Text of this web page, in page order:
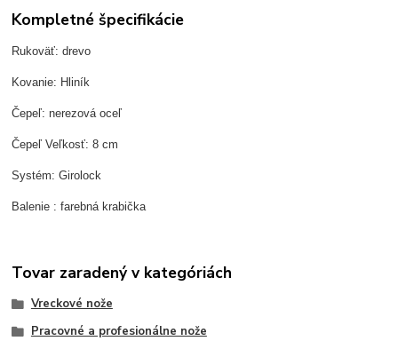
Kompletné špecifikácie
Rukoväť: drevo
Kovanie: Hliník
Čepeľ: nerezová oceľ
Čepeľ Veľkosť: 8 cm
Systém: Girolock
Balenie : farebná krabička
Tovar zaradený v kategóriách
Vreckové nože
Pracovné a profesionálne nože